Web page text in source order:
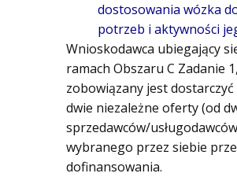
dostosowania wózka
potrzeb i aktywności
Wnioskodawca ubiegający
ramach Obszaru C Zadanie
zobowiązany jest
dwie niezależne oferty (od
sprzedawców/
wybranego przez siebie
dofinansowania.